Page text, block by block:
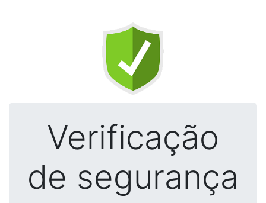
Verificação
de segurança